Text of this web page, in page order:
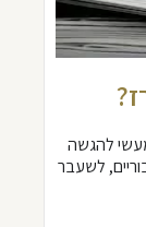
להגשה
לשעבר